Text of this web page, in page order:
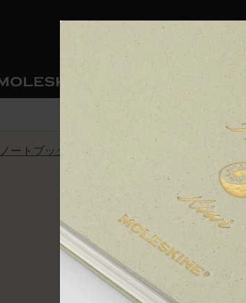
ショ
ノートブック
サブカテゴリ
モレスキンスマート
サブカテゴリ
ライティングツール
サブカテゴリ
限定版ノートブック
スマートライティング・シス
サブカテゴリ
モレスキンスマートスマート
アプリ・サービス
サブカテゴリ
カスタムダイアリー
カスタムノートブック
和紙テープ
ミニノートブックチャーム
別注＆コーポレートギフト
モレスキンメンバーシップ
我々の歴史
モレスキンのマニフェスト
ペンと紙の力
持続可能な創造性
今すぐメンバー登録
ウェルカムオファー: 次回のご購入時に10% オ
通常特典: パーソナライズの2冊ご購入で1冊無
バースデー特典: 1回限りの割引（1ヶ月有効）
先行プレビュー: 新作コレクションへの先行ア
伝説的なお得情報: 会員限定の特別サプライズ
セールへの早期アクセス: お得な情報をいち早
モレスキン限定イベント: 優先アクセス
返品期間の延長: 1ヶ月間
ノートブック 限定版 ラグジュアリー さくら